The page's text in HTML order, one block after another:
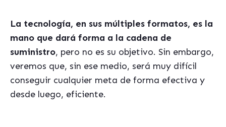
La tecnología, en sus múltiples formatos, es la
mano que dará forma a la cadena de
suministro, pero no es su objetivo. Sin embargo,
veremos que, sin ese medio, será muy difícil
conseguir cualquier meta de forma efectiva y
desde luego, eficiente.